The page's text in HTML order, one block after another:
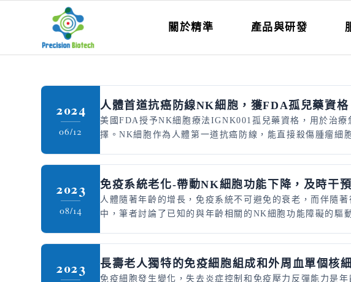
關於精準 產品與研發
2024
06/12
人體首道抗癌防線NK細胞，獲FDA孤兒藥資
美國FDA授予NK細胞療法IGNK001孤兒藥資格，用於治
擇。NK細胞作為人體第一道抗癌防線，能直接殺傷腫瘤細
2023
08/14
免疫系統老化-帶動NK細胞功能下降，及時干
人體隨著年齡的增長，免疫系統不可避免的衰老，而伴隨
中，筆者討論了已知的與年齡相關的NK細胞功能障礙的
2023 長壽老人獨特的免疫細胞組成和外周血單個核
免疫細胞發生變化，失去炎症控制和免疫壓力反彈能力是